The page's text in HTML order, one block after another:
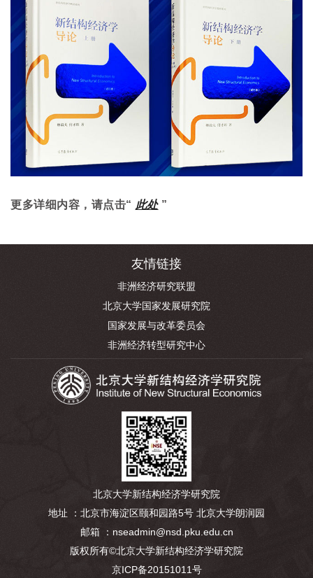
更多详细内容，请点击“ 此处 ”
友情链接
非洲经济研究联盟
北京大学国家发展研究院
国家发展与改革委员会
非洲经济转型研究中心
北京大学新结构经济学研究院
地址 ：北京市海淀区颐和园路5号 北京大学朗润园
邮箱 ：nseadmin@nsd.pku.edu.cn
版权所有©北京大学新结构经济学研究院
京ICP备20151011号